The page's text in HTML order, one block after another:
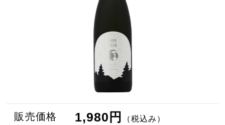
販売価格 1,980円 （税込み）